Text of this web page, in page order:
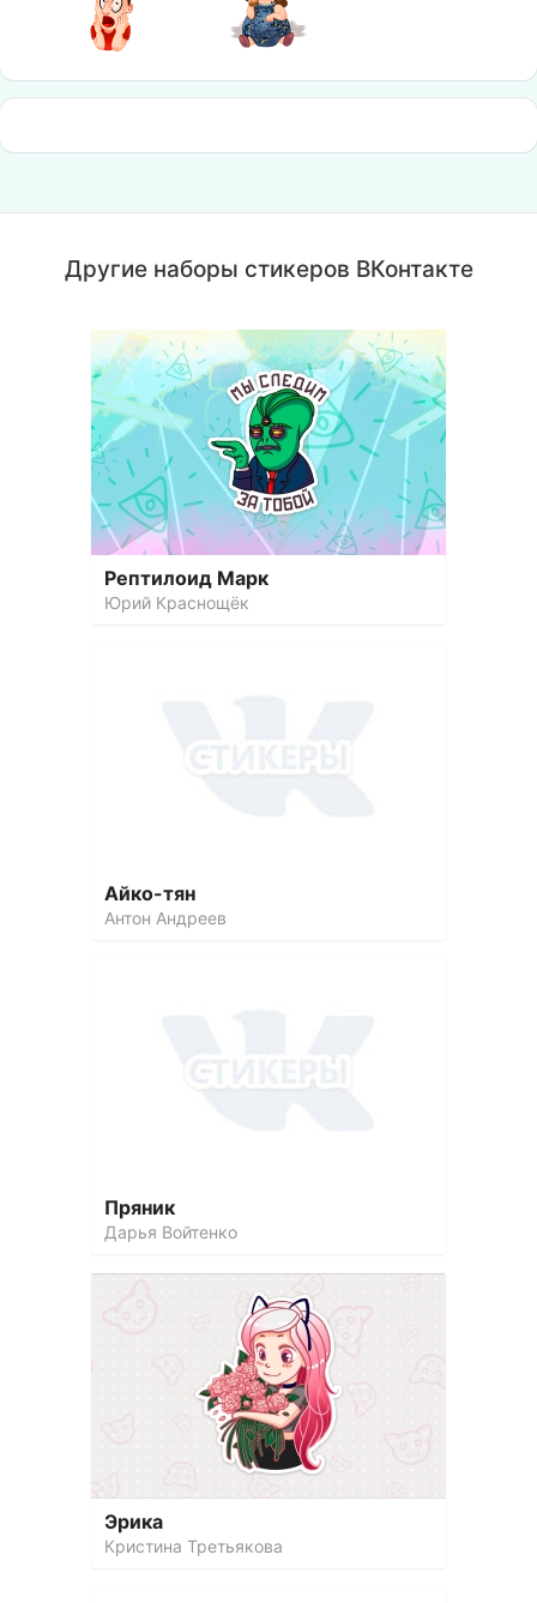
Другие наборы стикеров ВКонтакте
Рептилоид Марк
Юрий Краснощёк
Айко-тян
Антон Андреев
Пряник
Дарья Войтенко
Эрика
Кристина Третьякова